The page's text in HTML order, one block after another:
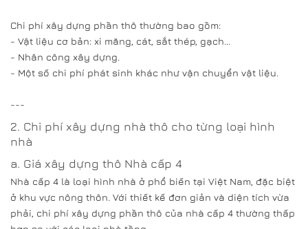
Chi phí xây dựng phần thô thường bao gồm:
- Vật liệu cơ bản: xi măng, cát, sắt thép, gạch...
- Nhân công xây dựng.
- Một số chi phí phát sinh khác như vận chuyển vật liệu.
---
2. Chi phí xây dựng nhà thô cho từng loại hình
nhà
a. Giá xây dựng thô Nhà cấp 4
Nhà cấp 4 là loại hình nhà ở phổ biến tại Việt Nam, đặc biệt
ở khu vực nông thôn. Với thiết kế đơn giản và diện tích vừa
phải, chi phí xây dựng phần thô của nhà cấp 4 thường thấp